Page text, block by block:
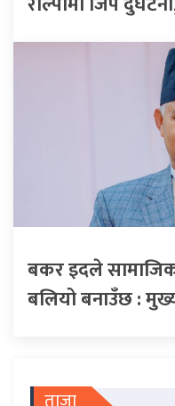
बकर इदले सामाजिक
बलियो बनाउँछ :